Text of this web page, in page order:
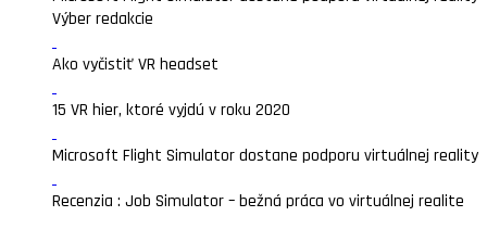
Výber redakcie
Ako vyčistiť VR headset
15 VR hier, ktoré vyjdú v roku 2020
Microsoft Flight Simulator dostane podporu virtuálnej reality
Recenzia : Job Simulator – bežná práca vo virtuálnej realite